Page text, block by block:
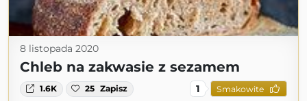
8 listopada 2020
Chleb na zakwasie z sezamem
1.6K 25 Zapisz 1 Smakowite